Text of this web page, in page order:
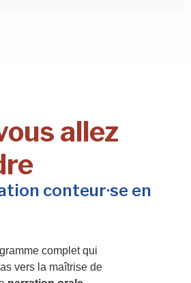
allez
conteur·se en
complet qui
vers la maîtrise de